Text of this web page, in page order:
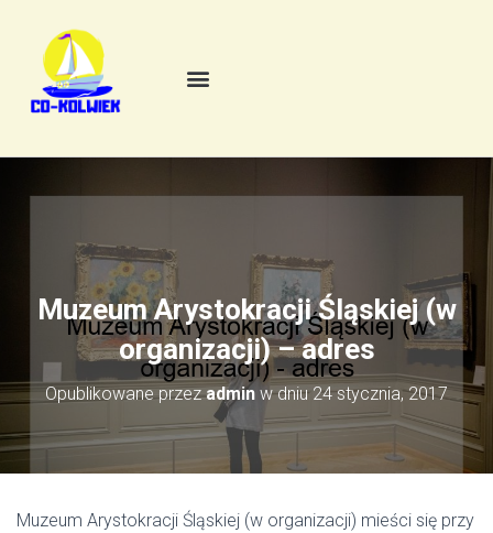
Muzeum Arystokracji Śląskiej (w
organizacji) – adres
Opublikowane przezadmin w dniu 24 stycznia, 2017
Muzeum Arystokracji Śląskiej (w organizacji) mieści się przy